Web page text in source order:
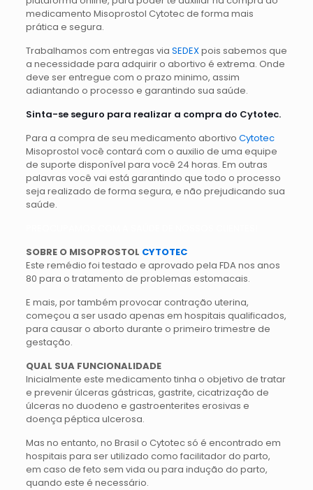
medicamento Misoprostol Cytotec de forma mais
prática e segura.
Trabalhamos com entregas via SEDEXpois sabemos que
a necessidade para adquirir o abortivo é extrema. Onde
deve ser entregue com o prazo minimo, assim
adiantando o processo e garantindo sua saúde.
Sinta-se seguro para realizar a compra do Cytotec.
Para a compra de seu medicamento abortivo Cytotec
Misoprostol você contará com o auxilio de uma equipe
de suporte disponível para você 24 horas. Em outras
palavras você vai está garantindo que todo o processo
seja realizado de forma segura, e não prejudicando sua
saúde.
SOBRE O MISOPROSTOL CYTOTEC
Este remédio foi testado e aprovado pela FDA nos anos
80 para o tratamento de problemas estomacais.
E mais, por também provocar contração uterina,
começou a ser usado apenas em hospitais qualificados,
para causar o aborto durante o primeiro trimestre de
gestação.
QUAL SUA FUNCIONALIDADE
Inicialmente este medicamento tinha o objetivo de tratar
e prevenir úlceras gástricas, gastrite, cicatrização de
úlceras no duodeno e gastroenterites erosivas e
doença péptica ulcerosa.
Mas no entanto, no Brasil o Cytotec só é encontrado em
hospitais para ser utilizado como facilitador do parto,
em caso de feto sem vida ou para indução do parto,
quando este é necessário.